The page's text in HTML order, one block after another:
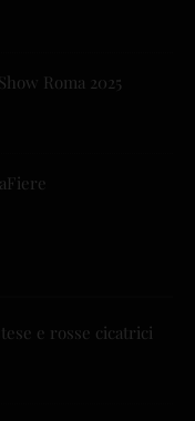
Roma 2025
e rosse cicatrici